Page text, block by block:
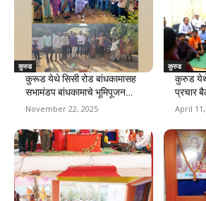
कुरुड
कुरूड येथे सिसी रोड बांधकामासह
सभामंडप बांधकामाचे भूमिपूजन…
November 22, 2025
कुरुड
कुरुड येथे
प्रचार
April